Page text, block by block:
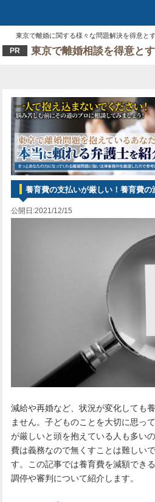
東京で離婚に関する様々な問題解決を得意と
PR 東京で離婚相談を得意と
養育費の支払いが厳しい！養育費の
公開日:2021/12/15
減給や再婚など、状況が変化しても
ません。子どものことを大切に思っ
が厳しいと頭を抱えている人も多い
費は義務なので無くすことは難しい
す。この記事では養育費を減額でき
調停や審判について紹介します。